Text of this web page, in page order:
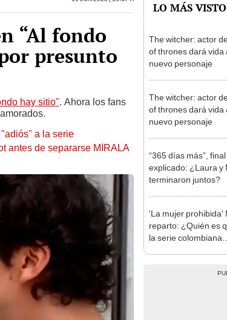
“Al fondo
presunto
hay sitio". Ahora los fans
a la serie
antes de separarse MÍRALA
LO MÁS VISTO
The witcher: actor
of thrones dará vida
nuevo personaje
The witcher: actor
of thrones dará vida
nuevo personaje
“365 días más”, final
explicado: ¿Laura y
terminaron juntos?
'La mujer prohibida'
reparto: ¿Quién es
la serie colombiana